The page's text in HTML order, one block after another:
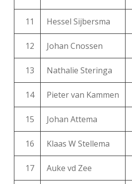
11 Hessel Sijbersma
12 Johan Cnossen
13 Nathalie Steringa
14 Pieter van Kammen
15 Johan Attema
16 Klaas W Stellema
17 Auke vd Zee